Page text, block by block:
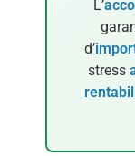
L’
d’
stress